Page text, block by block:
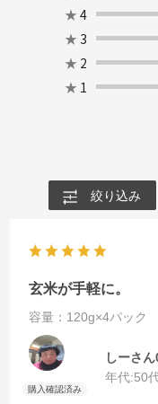
★ 4
★ 3
★ 2
★ 1
絞り込み
玄米が手軽に。
容量：120g×4パック
しーさ
年代:50